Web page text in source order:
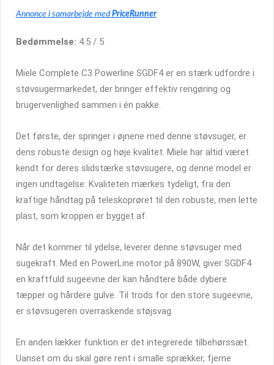
Annonce i samarbejde med PriceRunner
Bedømmelse: 4.5 / 5
Miele Complete C3 Powerline SGDF4 er en stærk udfordre i
støvsugermarkedet, der bringer effektiv rengøring og
brugervenlighed sammen i én pakke.
Det første, der springer i øjnene med denne støvsuger, er
dens robuste design og høje kvalitet. Miele har altid været
kendt for deres slidstærke støvsugere, og denne model er
ingen undtagelse. Kvaliteten mærkes tydeligt, fra den
kraftige håndtag på teleskoprøret til den robuste, men lette
plast, som kroppen er bygget af.
Når det kommer til ydelse, leverer denne støvsuger med
sugekraft. Med en PowerLine motor på 890W, giver SGDF4
en kraftfuld sugeevne der kan håndtere både dybere
tæpper og hårdere gulve. Til trods for den store sugeevne,
er støvsugeren overraskende støjsvag.
En anden lækker funktion er det integrerede tilbehørssæt.
Uanset om du skal gøre rent i smalle sprækker, fjerne